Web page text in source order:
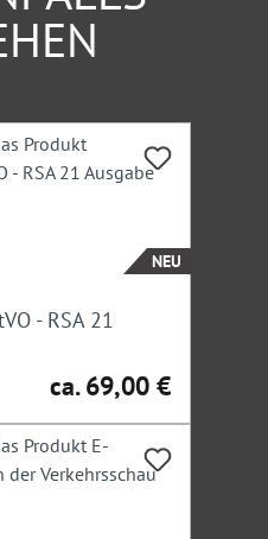
nicht angemeldeten
nicht ermöglichen.
a. D.,
Verkehr beim
Sachverständiger für
NEU
- RSA 21
Regulärer Preis:
ca. 69,00 €